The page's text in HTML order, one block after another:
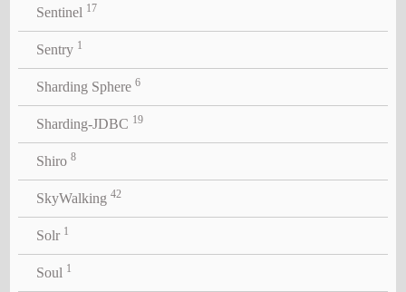
Sentinel 17
Sentry 1
Sharding Sphere 6
Sharding-JDBC 19
Shiro 8
SkyWalking 42
Solr 1
Soul 1